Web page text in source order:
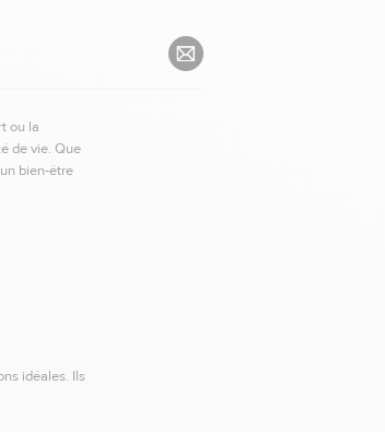
ou la
de vie. Que
bien-être
idéales. Ils